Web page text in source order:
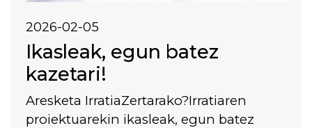
2026-02-05
Ikasleak, egun batez
kazetari!
Aresketa IrratiaZertarako?Irratiaren
proiektuarekin ikasleak, egun batez